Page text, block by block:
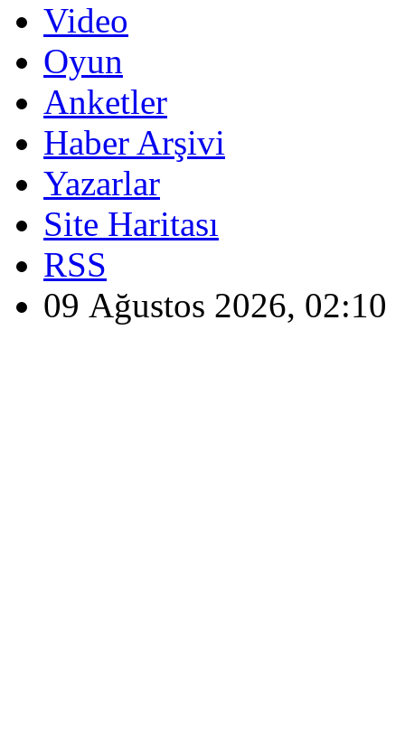
Video
Oyun
Anketler
Haber Arşivi
Yazarlar
Site Haritası
RSS
09 Ağustos 2026, 02:10